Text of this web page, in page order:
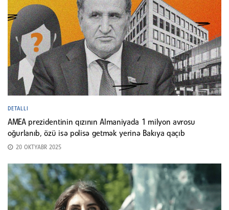
DETALLI
AMEA prezidentinin qızının Almaniyada 1 milyon avrosu
oğurlanıb, özü isə polisə getmək yerinə Bakıya qaçıb
20 OKTYABR 2025